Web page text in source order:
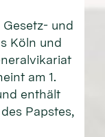
und
Köln und
am 1.
enthält
Papstes,